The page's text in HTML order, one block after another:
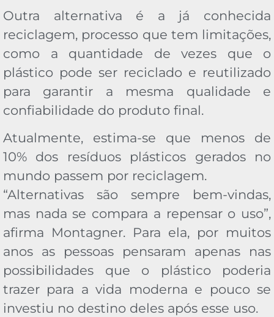
Outra alternativa é a já conhecida
reciclagem, processo que tem limitações,
como a quantidade de vezes que o
plástico pode ser reciclado e reutilizado
para garantir a mesma qualidade e
confiabilidade do produto final.
Atualmente, estima-se que menos de
10% dos resíduos plásticos gerados no
mundo passem por reciclagem.
“Alternativas são sempre bem-vindas,
mas nada se compara a repensar o uso”,
afirma Montagner. Para ela, por muitos
anos as pessoas pensaram apenas nas
possibilidades que o plástico poderia
trazer para a vida moderna e pouco se
investiu no destino deles após esse uso.